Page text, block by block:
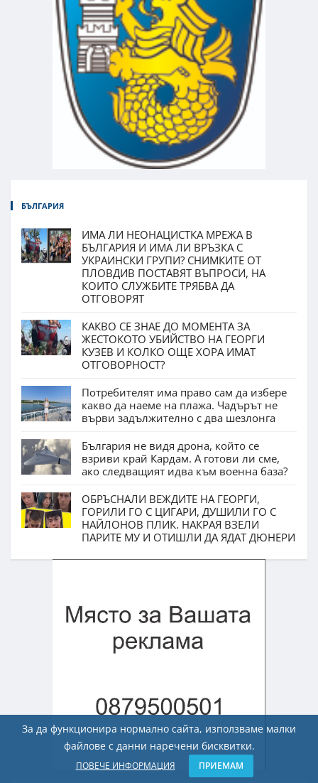
БЪЛГАРИЯ
ИМА ЛИ НЕОНАЦИСТКА МРЕЖА В
БЪЛГАРИЯ И ИМА ЛИ ВРЪЗКА С
УКРАИНСКИ ГРУПИ? СНИМКИТЕ ОТ
ПЛОВДИВ ПОСТАВЯТ ВЪПРОСИ, НА
КОИТО СЛУЖБИТЕ ТРЯБВА ДА
ОТГОВОРЯТ
КАКВО СЕ ЗНАЕ ДО МОМЕНТА ЗА
ЖЕСТОКОТО УБИЙСТВО НА ГЕОРГИ
КУЗЕВ И КОЛКО ОЩЕ ХОРА ИМАТ
ОТГОВОРНОСТ?
Потребителят има право сам да избере
какво да наеме на плажа. Чадърът не
върви задължително с два шезлонга
България не видя дрона, който се
взриви край Кардам. А готови ли сме,
ако следващият идва към военна база?
ОБРЪСНАЛИ ВЕЖДИТЕ НА ГЕОРГИ,
ГОРИЛИ ГО С ЦИГАРИ, ДУШИЛИ ГО С
НАЙЛОНОВ ПЛИК. НАКРАЯ ВЗЕЛИ
ПАРИТЕ МУ И ОТИШЛИ ДА ЯДАТ ДЮНЕРИ
За да функционира нормално сайта, използваме малки
файлове с данни наречени бисквитки.
ПОВЕЧЕ ИНФОРМАЦИЯ ПРИЕМАМ